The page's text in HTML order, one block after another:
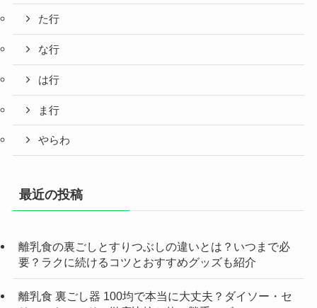
た行
な行
は行
ま行
やらわ
最近の投稿
離乳食の裏ごしとすりつぶしの違いとは？いつまで必
要？ラクに続けるコツとおすすめグッズも紹介
離乳食 裏ごし器 100均で本当に大丈夫？ダイソー・セ